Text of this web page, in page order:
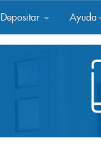
Depositar Ayuda